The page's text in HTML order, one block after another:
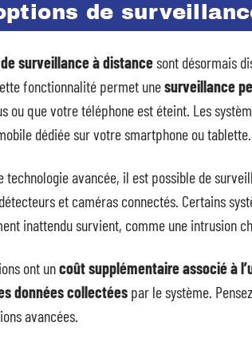
de
surveillance à distancesont désormais
fonctionnalité permet unesurveillance
ou que votre téléphone est éteint. Les
dédiée sur votre smartphone ou tablette.
technologie avancée, il est possible de
et caméras connectés. Certains
inattendu survient, comme une intrusion
ont uncoût supplémentaire associé à
données collectées par le système.
avancées.